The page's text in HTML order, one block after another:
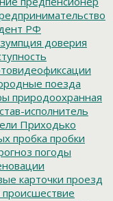
РФ
доверия
поезда
природоохранная
исполнитель
Приходько
пробка пробки
погоды
карточки проезд
происшествие